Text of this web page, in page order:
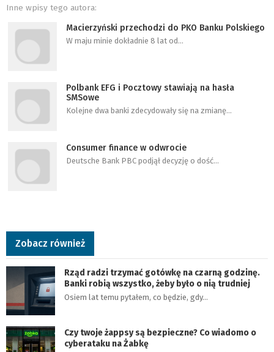
Inne wpisy tego autora:
Macierzyński przechodzi do PKO Banku Polskiego
W maju minie dokładnie 8 lat od…
Polbank EFG i Pocztowy stawiają na hasła
SMSowe
Kolejne dwa banki zdecydowały się na zmianę…
Consumer finance w odwrocie
Deutsche Bank PBC podjął decyzję o dość…
Zobacz również
Rząd radzi trzymać gotówkę na czarną godzinę.
Banki robią wszystko, żeby było o nią trudniej
Osiem lat temu pytałem, co będzie, gdy…
Czy twoje żappsy są bezpieczne? Co wiadomo o
cyberataku na Żabkę